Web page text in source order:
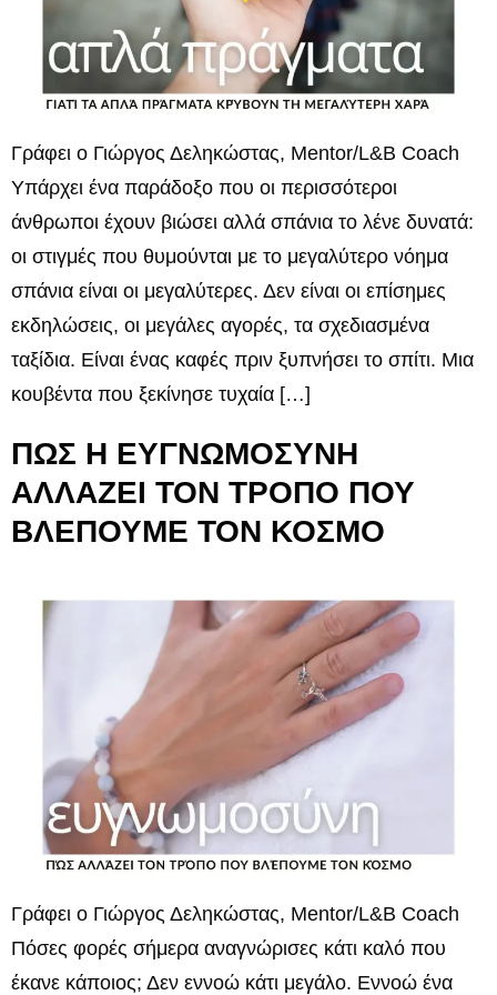
Γράφει ο Γιώργος Δεληκώστας, Mentor/L&B Coach
Υπάρχει ένα παράδοξο που οι περισσότεροι
άνθρωποι έχουν βιώσει αλλά σπάνια το λένε δυνατά:
οι στιγμές που θυμούνται με το μεγαλύτερο νόημα
σπάνια είναι οι μεγαλύτερες. Δεν είναι οι επίσημες
εκδηλώσεις, οι μεγάλες αγορές, τα σχεδιασμένα
ταξίδια. Είναι ένας καφές πριν ξυπνήσει το σπίτι. Μια
κουβέντα που ξεκίνησε τυχαία […]
ΠΩΣ Η ΕΥΓΝΩΜΟΣΥΝΗ
ΑΛΛΑΖΕΙ ΤΟΝ ΤΡΟΠΟ ΠΟΥ
ΒΛΕΠΟΥΜΕ ΤΟΝ ΚΟΣΜΟ
Γράφει ο Γιώργος Δεληκώστας, Mentor/L&B Coach
Πόσες φορές σήμερα αναγνώρισες κάτι καλό που
έκανε κάποιος; Δεν εννοώ κάτι μεγάλο. Εννοώ ένα